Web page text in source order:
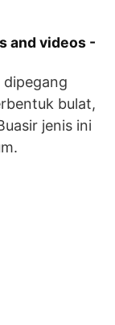
and videos -
dipegang
bulat,
jenis ini